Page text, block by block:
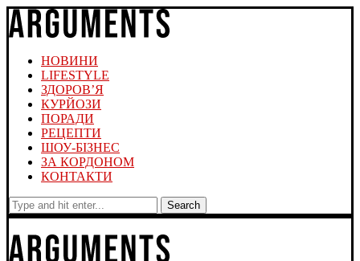
НОВИНИ
LIFESTYLE
ЗДОРОВ’Я
КУРЙОЗИ
ПОРАДИ
РЕЦЕПТИ
ШОУ-БІЗНЕС
ЗА КОРДОНОМ
КОНТАКТИ
Search